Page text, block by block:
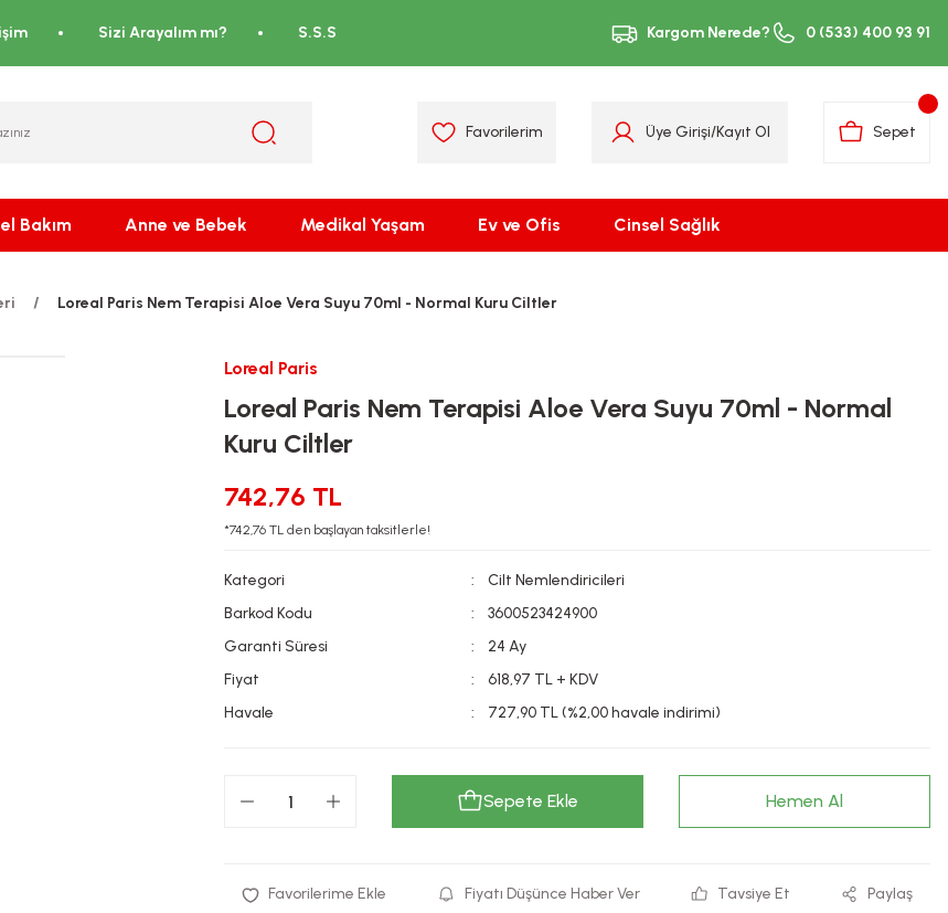
Sizi Arayalım mı? S.S.S Kargom Nerede? 0 (533) 400 93 91
Favorilerim Üye Girişi/Kayıt Ol Sepet
Bakım Anne ve Bebek Medikal Yaşam Ev ve Ofis Cinsel Sağlık
Loreal Paris Nem Terapisi Aloe Vera Suyu 70ml - Normal Kuru Ciltler
Loreal Paris
Loreal Paris Nem Terapisi Aloe Vera Suyu 70ml - Normal
Kuru Ciltler
742,76 TL
*742,76 TL den başlayan taksitlerle!
Kategori
Cilt Nemlendiricileri
Barkod Kodu
3600523424900
Garanti Süresi
24 Ay
Fiyat
618,97 TL + KDV
Havale
727,90 TL (%2,00 havale indirimi)
Sepete Ekle Hemen Al
Fiyatı Düşünce Haber Ver Tavsiye Et Paylaş